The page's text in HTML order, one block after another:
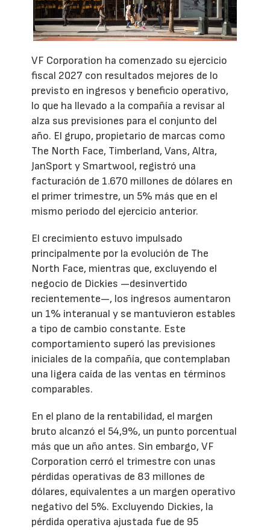
VF Corporation ha comenzado su ejercicio
fiscal 2027 con resultados mejores de lo
previsto en ingresos y beneficio operativo,
lo que ha llevado a la compañía a revisar al
alza sus previsiones para el conjunto del
año. El grupo, propietario de marcas como
The North Face, Timberland, Vans, Altra,
JanSport y Smartwool, registró una
facturación de 1.670 millones de dólares en
el primer trimestre, un 5% más que en el
mismo periodo del ejercicio anterior.
El crecimiento estuvo impulsado
principalmente por la evolución de The
North Face, mientras que, excluyendo el
negocio de Dickies —desinvertido
recientemente—, los ingresos aumentaron
un 1% interanual y se mantuvieron estables
a tipo de cambio constante. Este
comportamiento superó las previsiones
iniciales de la compañía, que contemplaban
una ligera caída de las ventas en términos
comparables.
En el plano de la rentabilidad, el margen
bruto alcanzó el 54,9%, un punto porcentual
más que un año antes. Sin embargo, VF
Corporation cerró el trimestre con unas
pérdidas operativas de 83 millones de
dólares, equivalentes a un margen operativo
negativo del 5%. Excluyendo Dickies, la
pérdida operativa ajustada fue de 95